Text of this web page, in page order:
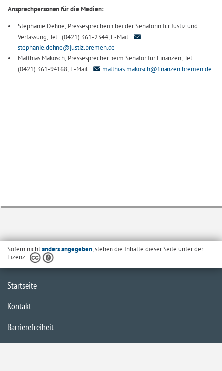
Ansprechpersonen für die Medien:
Stephanie Dehne, Pressesprecherin bei der Senatorin für Justiz und
Verfassung, Tel.: (0421) 361-2344, E-Mail:
stephanie.dehne@justiz.bremen.de
Matthias Makosch, Pressesprecher beim Senator für Finanzen, Tel.:
(0421) 361-94168, E-Mail:
matthias.makosch@finanzen.bremen.de
Sofern nichtanders angegeben, stehen die Inhalte dieser Seite unter der
Lizenz
Startseite
Kontakt
Barrierefreiheit